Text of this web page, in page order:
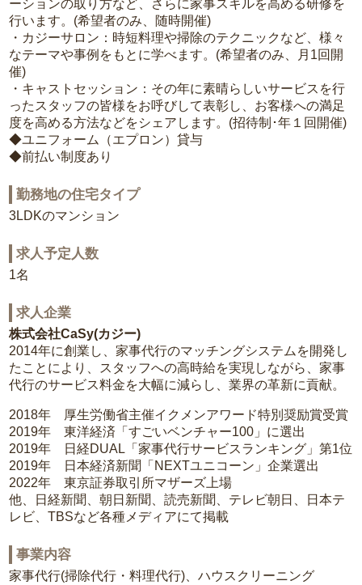
ーションの取り方など、さらに家事スキルを高める研修を
行います。(希望者のみ、随時開催)
・カジーサロン：時短料理や掃除のテクニックなど、様々
なテーマや事例をもとに学べます。(希望者のみ、月1回開
催)
・キャストセッション：その年に素晴らしいサービスを行
ったスタッフの皆様をお呼びして表彰し、お客様への満足
度を高める方法などをシェアします。(招待制･年１回開催)
◆ユニフォーム（エプロン）貸与
◆前払い制度あり
勤務地の住宅タイプ
3LDKのマンション
求人予定人数
1名
求人企業
株式会社CaSy(カジー)
2014年に創業し、家事代行のマッチングシステムを開発し
たことにより、スタッフへの高時給を実現しながら、家事
代行のサービス料金を大幅に減らし、業界の革新に貢献。
2018年 厚生労働省主催イクメンアワード特別奨励賞受賞
2019年 東洋経済「すごいベンチャー100」に選出
2019年 日経DUAL「家事代行サービスランキング」第1位
2019年 日本経済新聞「NEXTユニコーン」企業選出
2022年 東京証券取引所マザーズ上場
他、日経新聞、朝日新聞、読売新聞、テレビ朝日、日本テ
レビ、TBSなど各種メディアにて掲載
事業内容
家事代行(掃除代行・料理代行)、ハウスクリーニング